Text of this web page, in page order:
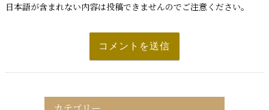
日本語が含まれない内容は投稿できませんのでご注意ください。